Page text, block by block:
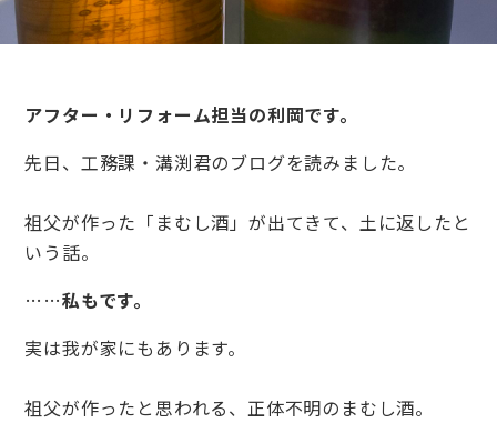
アフター・リフォーム担当の利岡です。
先日、工務課・溝渕君のブログを読みました。
祖父が作った「まむし酒」が出てきて、土に返したと
いう話。
……私もです。
実は我が家にもあります。
祖父が作ったと思われる、正体不明のまむし酒。